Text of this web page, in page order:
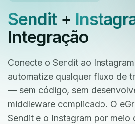
Sendit+
Integração
Conecte o Sendit ao
automatize qualquer fluxo de
— sem código, sem
middleware complicado. O
Sendit e o Instagram por meio